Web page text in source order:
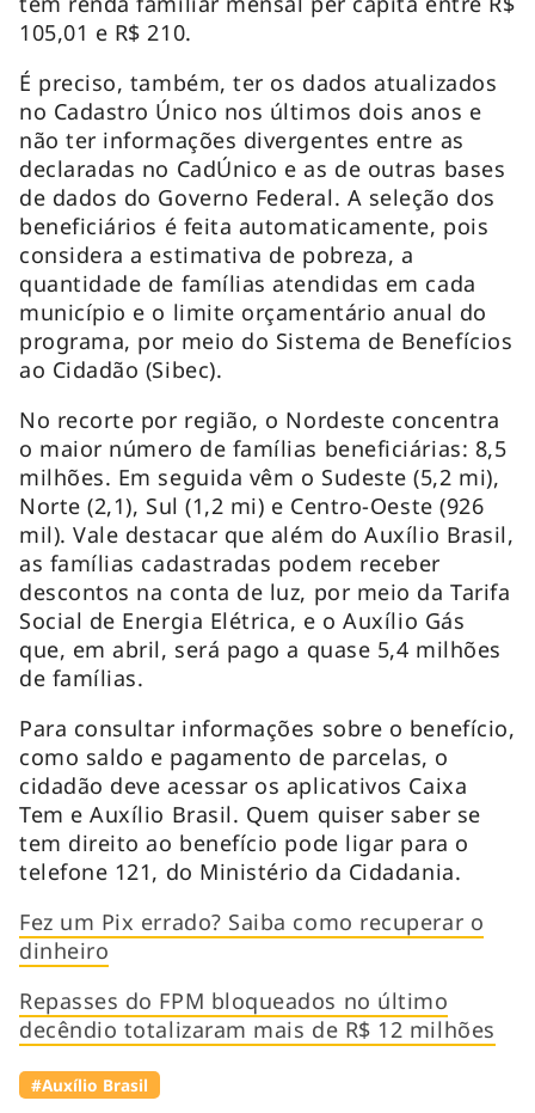
105,01 e R$ 210.
É preciso, também, ter os dados atualizados
no Cadastro Único nos últimos dois anos e
não ter informações divergentes entre as
declaradas no CadÚnico e as de outras bases
de dados do Governo Federal. A seleção dos
beneficiários é feita automaticamente, pois
considera a estimativa de pobreza, a
quantidade de famílias atendidas em cada
município e o limite orçamentário anual do
programa, por meio do Sistema de Benefícios
ao Cidadão (Sibec).
No recorte por região, o Nordeste concentra
o maior número de famílias beneficiárias: 8,5
milhões. Em seguida vêm o Sudeste (5,2 mi),
Norte (2,1), Sul (1,2 mi) e Centro-Oeste (926
mil). Vale destacar que além do Auxílio Brasil,
as famílias cadastradas podem receber
descontos na conta de luz, por meio da Tarifa
Social de Energia Elétrica, e o Auxílio Gás
que, em abril, será pago a quase 5,4 milhões
de famílias.
Para consultar informações sobre o benefício,
como saldo e pagamento de parcelas, o
cidadão deve acessar os aplicativos Caixa
Tem e Auxílio Brasil. Quem quiser saber se
tem direito ao benefício pode ligar para o
telefone 121, do Ministério da Cidadania.
Fez um Pix errado? Saiba como recuperar o
dinheiro
Repasses do FPM bloqueados no último
decêndio totalizaram mais de R$ 12 milhões
#Auxílio Brasil